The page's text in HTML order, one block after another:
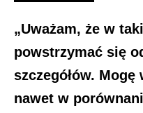
„Uważam, że w
powstrzymać się
szczegółów.
nawet w